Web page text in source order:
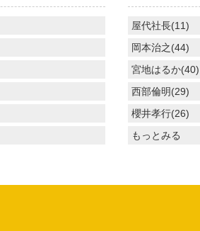
屋代社長(11)
岡本治之(44)
宮地はるか(40)
西部倫明(29)
櫻井孝行(26)
もっとみる